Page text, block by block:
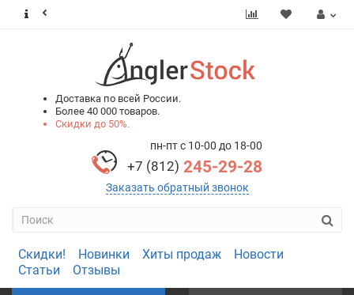
Доставка по всей России.
Более 40 000 товаров.
Скидки до 50%.
пн-пт с 10-00 до 18-00
+7 (812) 245-29-28
Заказать обратный звонок
Скидки! Новинки Хиты продаж
Новости
Статьи
Отзывы